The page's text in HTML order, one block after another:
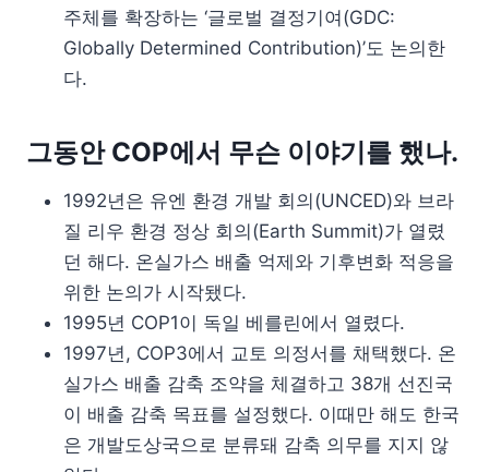
주체를 확장하는 ‘글로벌 결정기여(GDC:
Globally Determined Contribution)’도 논의한
다.
그동안 COP에서 무슨 이야기를 했나.
1992년은 유엔 환경 개발 회의(UNCED)와 브라
질 리우 환경 정상 회의(Earth Summit)가 열렸
던 해다. 온실가스 배출 억제와 기후변화 적응을
위한 논의가 시작됐다.
1995년 COP1이 독일 베를린에서 열렸다.
1997년, COP3에서 교토 의정서를 채택했다. 온
실가스 배출 감축 조약을 체결하고 38개 선진국
이 배출 감축 목표를 설정했다. 이때만 해도 한국
은 개발도상국으로 분류돼 감축 의무를 지지 않